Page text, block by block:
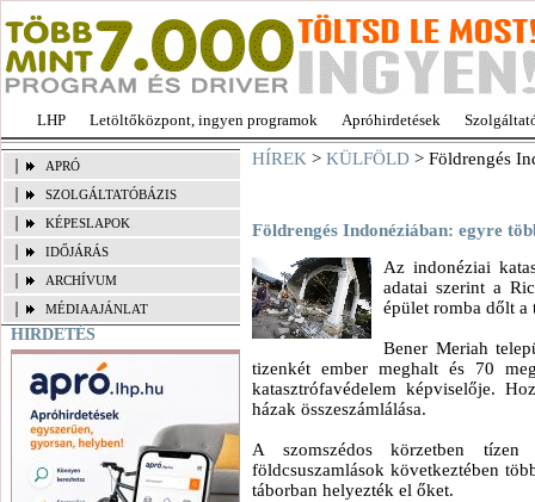
LHP Letöltőközpont, ingyen programok Apróhirdetések
APRÓ
SZOLGÁLTATÓBÁZIS
KÉPESLAPOK
IDŐJÁRÁS
ARCHÍVUM
MÉDIAAJÁNLAT
HIRDETÉS
HÍREK > KÜLFÖLD > Földrengés
Földrengés Indonéziában: egyre
Az indonéziai
adatai szerint a
épület romba dőlt a
Bener Meriah
tizenkét ember meghalt és 70
katasztrófavédelem képviselője.
házak összeszámlálása.
A szomszédos körzetben
földcsuszamlások következtében
táborban helyezték el őket.